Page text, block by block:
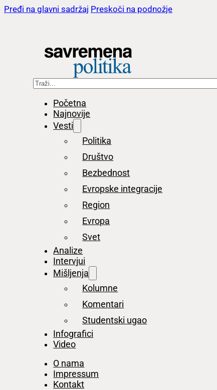
Pređi na glavni sadržaj Preskoči na podnožje
Pretraga
Početna
Najnovije
Vesti
Politika
Društvo
Bezbednost
Evropske integracije
Region
Evropa
Svet
Analize
Intervjui
Mišljenja
Kolumne
Komentari
Studentski ugao
Infografici
Video
O nama
Impressum
Kontakt